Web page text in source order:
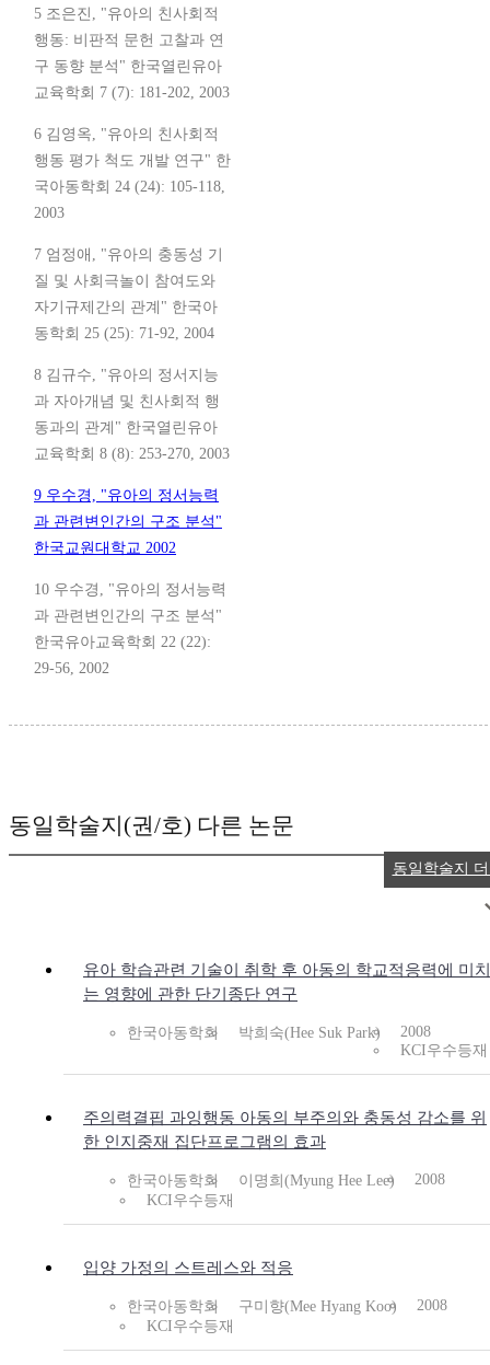
5 조은진, "유아의 친사회적
행동: 비판적 문헌 고찰과 연
구 동향 분석" 한국열린유아
교육학회 7 (7): 181-202, 2003
6 김영옥, "유아의 친사회적
행동 평가 척도 개발 연구" 한
국아동학회 24 (24): 105-118,
2003
7 엄정애, "유아의 충동성 기
질 및 사회극놀이 참여도와
자기규제간의 관계" 한국아
동학회 25 (25): 71-92, 2004
8 김규수, "유아의 정서지능
과 자아개념 및 친사회적 행
동과의 관계" 한국열린유아
교육학회 8 (8): 253-270, 2003
9 우수경, "유아의 정서능력
과 관련변인간의 구조 분석"
한국교원대학교 2002
10 우수경, "유아의 정서능력
과 관련변인간의 구조 분석"
한국유아교육학회 22 (22):
29-56, 2002
동일학술지(권/호) 다른 논문
유아 학습관련 기술이 취학 후 아동의 학교적응력에 미치
는 영향에 관한 단기종단 연구
한국아동학회 박희숙(Hee Suk Park)
2008
KCI우수등재
주의력결핍 과잉행동 아동의 부주의와 충동성 감소를 위
한 인지중재 집단프로그램의 효과
한국아동학회 이명희(Myung Hee Lee)
2008
KCI우수등재
입양 가정의 스트레스와 적응
한국아동학회 구미향(Mee Hyang Koo)
2008
KCI우수등재
동일학술지